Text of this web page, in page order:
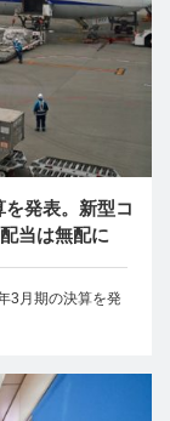
発表。新型コ
当は無配に
3月期の決算を発